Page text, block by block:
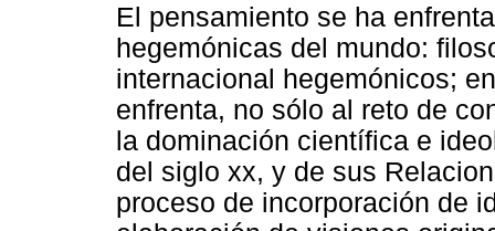
El pensamiento se ha
hegemónicas del mundo:
internacional hegemónicos;
enfrenta, no sólo al reto de
la dominación científica e
del siglo xx, y de sus
proceso de incorporación de